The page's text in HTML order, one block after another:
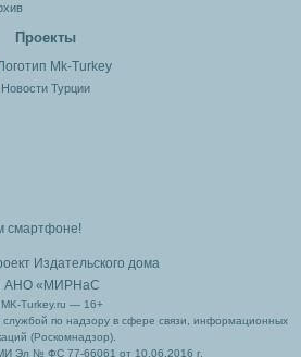
Проекты
Новости Турции
смартфоне!
Издательского дома
АНО «МИРНаС
Turkey.ru — 16+
по надзору в сфере связи, информационных
(Роскомнадзор).
Эл № ФС 77-66061 от 10.06.2016 г.